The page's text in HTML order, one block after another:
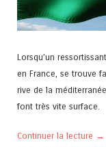
Lorsqu’un
en France, se trouve
rive de la
font très vite surface.
Continuer la lecture →